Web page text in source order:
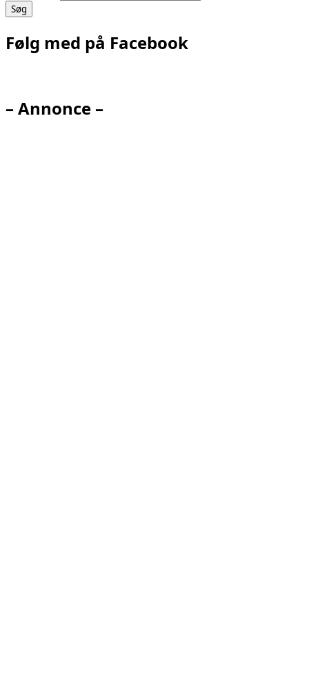
Følg med på Facebook
– Annonce –